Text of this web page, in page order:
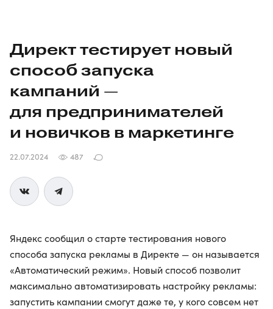
Директ тестирует новый
способ запуска
кампаний —
для предпринимателей
и новичков в маркетинге
22.07.2024 487
Яндекс сообщил о старте тестирования нового
способа запуска рекламы в Директе — он называется
«Автоматический режим». Новый способ позволит
максимально автоматизировать настройку рекламы:
запустить кампании смогут даже те, у кого совсем нет